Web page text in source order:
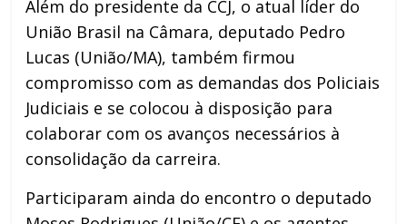
Além do presidente da CCJ, o atual líder do
União Brasil na Câmara, deputado Pedro
Lucas (União/MA), também firmou
compromisso com as demandas dos Policiais
Judiciais e se colocou à disposição para
colaborar com os avanços necessários à
consolidação da carreira.
Participaram ainda do encontro o deputado